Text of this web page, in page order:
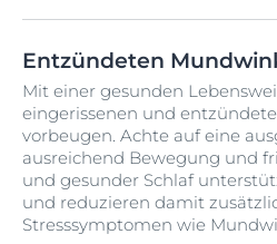
Entzündeten
Mit einer gesunden
eingerissenen und
vorbeugen. Achte auf eine
ausreichend Bewegung und
und gesunder Schlaf
und reduzieren damit
Stresssymptomen wie